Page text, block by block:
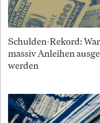
Schulden-Rekord:
massiv Anleihen
werden